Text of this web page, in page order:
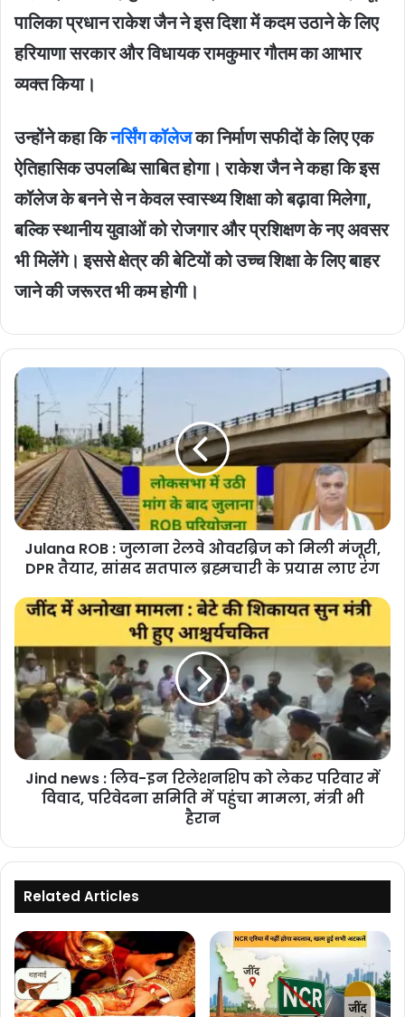
पालिका प्रधान राकेश जैन ने इस दिशा में कदम उठाने के लिए
हरियाणा सरकार और विधायक रामकुमार गौतम का आभार
व्यक्त किया।
उन्होंने कहा किनर्सिंग कॉलेजका निर्माण सफीदों के लिए एक
ऐतिहासिक उपलब्धि साबित होगा। राकेश जैन ने कहा कि इस
कॉलेज के बनने से न केवल स्वास्थ्य शिक्षा को बढ़ावा मिलेगा,
बल्कि स्थानीय युवाओं को रोजगार और प्रशिक्षण के नए अवसर
भी मिलेंगे। इससे क्षेत्र की बेटियों को उच्च शिक्षा के लिए बाहर
जाने की जरूरत भी कम होगी।
Julana
ROB
:
जुलाना
रेलवे
ओवरब्रिज
को
मिली
मंजूरी,
DPR
तैयार,
सतपाल
ब्रह्मचारी
के
प्रयास
लाए
रंग
Julana ROB : जुलाना रेलवे ओवरब्रिज को मिली मंजूरी,
DPR तैयार, सांसद सतपाल ब्रह्मचारी के प्रयास लाए रंग
Jind
:
लिव-
इन
रिलेशनशिप
को
लेकर
परिवार
में
मामला,
मंत्री
भी
हैरान
Jind news : लिव-इन रिलेशनशिप को लेकर परिवार में
विवाद, परिवेदना समिति में पहुंचा मामला, मंत्री भी
हैरान
Related Articles